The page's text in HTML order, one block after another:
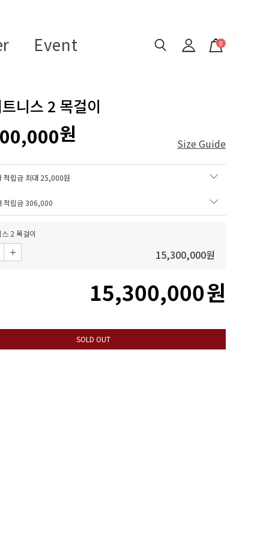
Event 0
니스 2 목걸이
원 Size Guide
적립금 최대 25,000원
적립금306,000
2 목걸이
15,300,000원
15,300,000원
SOLD OUT